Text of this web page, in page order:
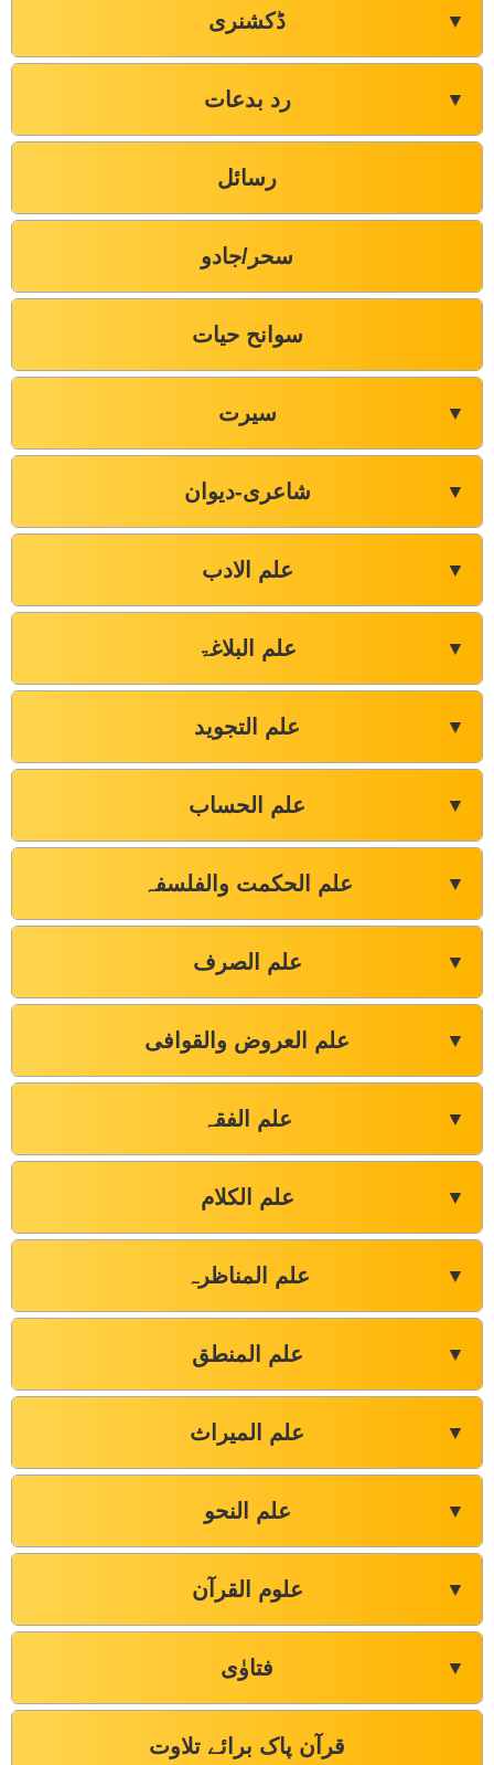
ڈکشنری ▼
رد بدعات ▼
رسائل
سحر/جادو
سوانح حیات
سیرت ▼
شاعری-دیوان ▼
علم الادب ▼
علم البلاغۃ ▼
علم التجوید ▼
علم الحساب ▼
علم الحکمت والفلسفہ ▼
علم الصرف ▼
علم العروض والقوافی ▼
علم الفقہ ▼
علم الکلام ▼
علم المناظرہ ▼
علم المنطق ▼
علم المیراث ▼
علم النحو ▼
علوم القرآن ▼
فتاوٰی ▼
قرآن پاک برائے تلاوت